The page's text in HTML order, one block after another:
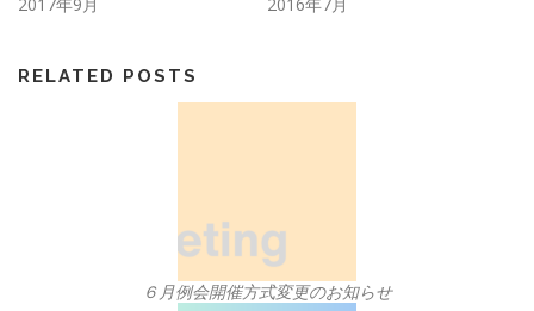
RELATED POSTS
６月例会開催方式変更のお知らせ